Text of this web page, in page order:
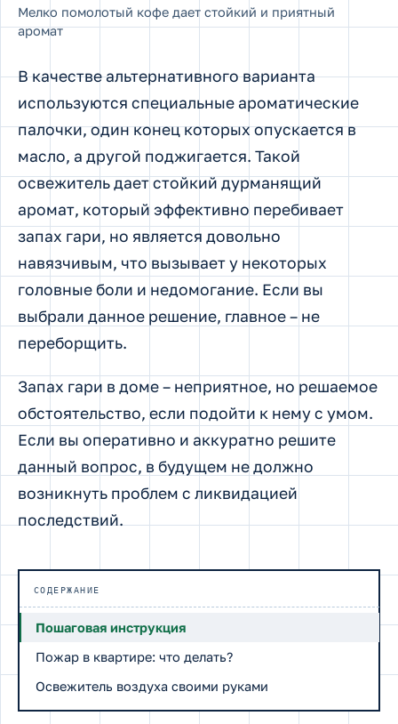
Мелко помолотый кофе дает стойкий и приятный
аромат
В качестве альтернативного варианта
используются специальные ароматические
палочки, один конец которых опускается в
масло, а другой поджигается. Такой
освежитель дает стойкий дурманящий
аромат, который эффективно перебивает
запах гари, но является довольно
навязчивым, что вызывает у некоторых
головные боли и недомогание. Если вы
выбрали данное решение, главное – не
переборщить.
Запах гари в доме – неприятное, но решаемое
обстоятельство, если подойти к нему с умом.
Если вы оперативно и аккуратно решите
данный вопрос, в будущем не должно
возникнуть проблем с ликвидацией
последствий.
СОДЕРЖАНИЕ
Пошаговая инструкция
Пожар в квартире: что делать?
Освежитель воздуха своими руками